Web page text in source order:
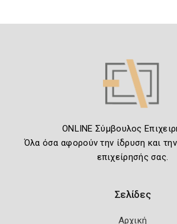
ONLINE Σύμβουλος
Όλα όσα αφορούν την ίδρυση και την
επιχείρησής σας.
Σελίδες
Αρχική